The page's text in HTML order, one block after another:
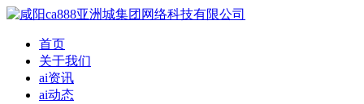
首页
关于我们
ai资讯
ai动态